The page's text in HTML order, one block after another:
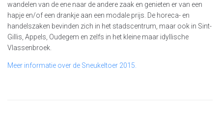
wandelen van de ene naar de andere zaak en genieten er van een
hapje en/of een drankje aan een modale prijs. De horeca- en
handelszaken bevinden zich in het stadscentrum, maar ook in Sint-
Gillis, Appels, Oudegem en zelfs in het kleine maar idyllische
Vlassenbroek.
Meer informatie over de Sneukeltoer 2015.